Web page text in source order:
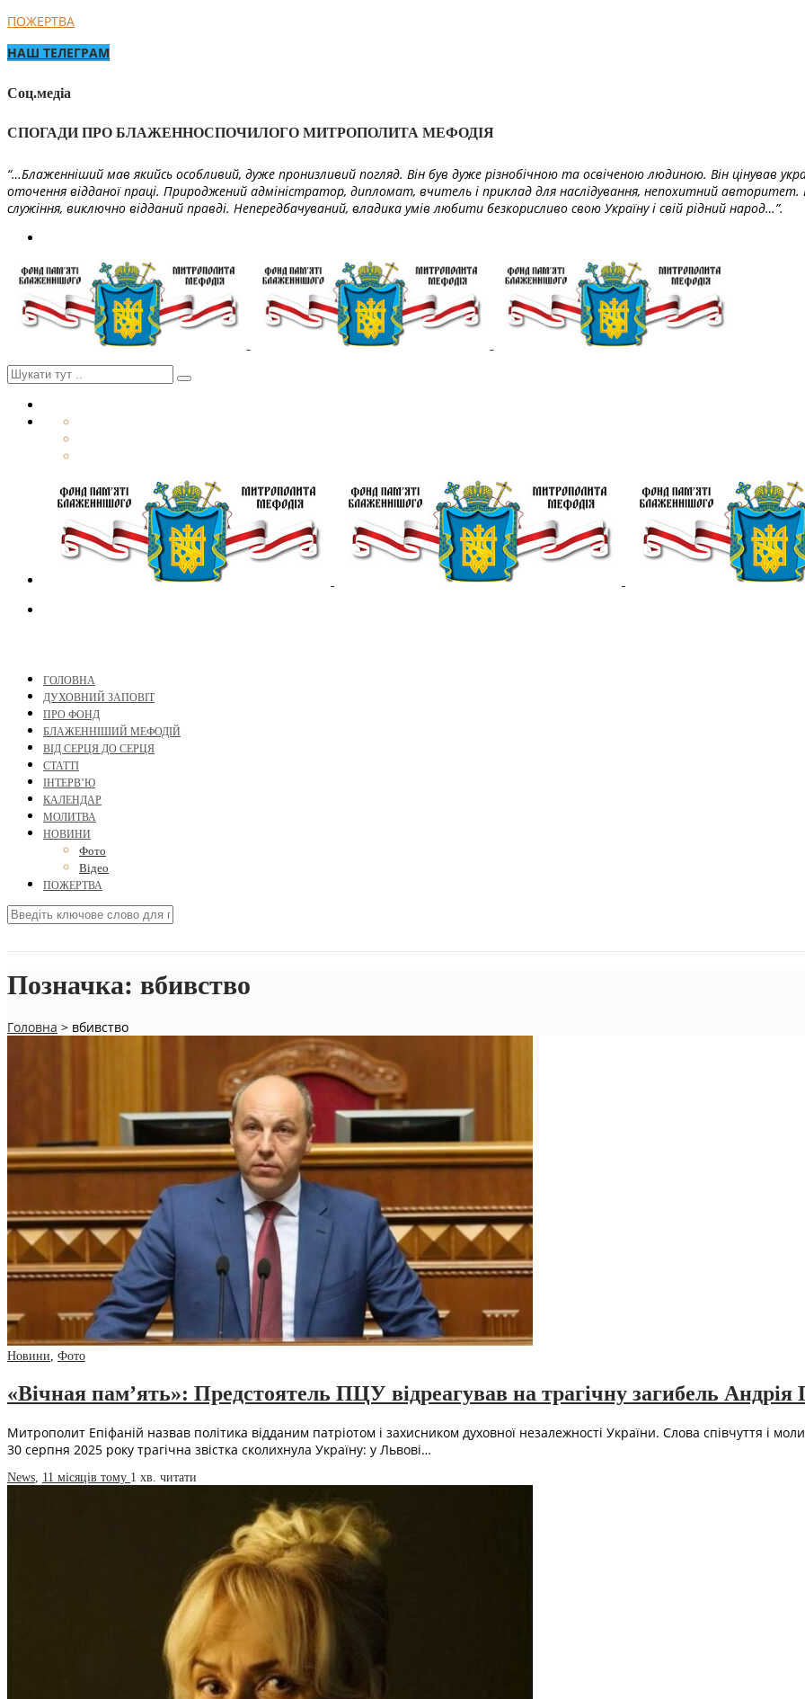
ПОЖЕРТВА
НАШ ТЕЛЕГРАМ
Соц.медіа
СПОГАДИ ПРО БЛАЖЕННОСПОЧИЛОГО МИТРОПОЛИТА МЕФОДІЯ
“…Блаженніший мав якийсь особливий, дуже пронизливий погляд. Він був дуже різнобічною та освіченою людиною. Він цінував
оточення відданої праці. Природжений адміністратор, дипломат, вчитель і приклад для наслідування, непохитний
служіння, виключно відданий правді. Непередбачуваний, владика умів любити безкорисливо свою Україну і свій рідний народ…”.
ГОЛОВНА
ДУХОВНИЙ ЗАПОВІТ
ПРО ФОНД
БЛАЖЕННІШИЙ МЕФОДІЙ
ВІД СЕРЦЯ ДО СЕРЦЯ
СТАТТІ
ІНТЕРВ’Ю
КАЛЕНДАР
МОЛИТВА
НОВИНИ
Фото
Відео
ПОЖЕРТВА
Позначка: вбивство
Головна > вбивство
Новини, Фото
«Вічная пам’ять»: Предстоятель ПЦУ відреагував на трагічну загибель Андрія
Митрополит Епіфаній назвав політика відданим патріотом і захисником духовної незалежності України. Слова співчуття і
30 серпня 2025 року трагічна звістка сколихнула Україну: у Львові…
News, 11 місяців тому 1 хв. читати